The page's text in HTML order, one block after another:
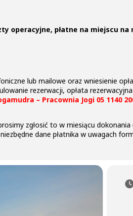
operacyjne, płatne na miejscu
lub mailowe oraz wniesienie
rezerwacji, opłata
– Pracownia Jogi 05 1140
zgłosić to w miesiącu
dane płatnika w uwagach